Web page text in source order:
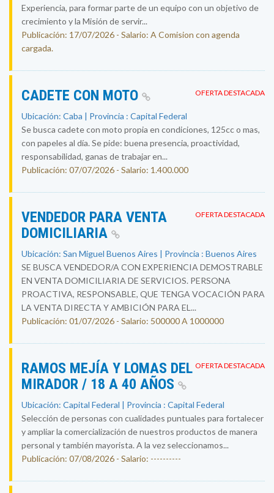
Experiencia, para formar parte de un equipo con un objetivo de
crecimiento y la Misión de servir...
Publicación: 17/07/2026 - Salario: A Comision con agenda
cargada.
OFERTA DESTACADA
CADETE CON MOTO
Ubicación: Caba | Provincia : Capital Federal
Se busca cadete con moto propia en condiciones, 125cc o mas,
con papeles al día. Se pide: buena presencia, proactividad,
responsabilidad, ganas de trabajar en...
Publicación: 07/07/2026 - Salario: 1.400.000
OFERTA DESTACADA
VENDEDOR PARA VENTA
DOMICILIARIA
Ubicación: San Miguel Buenos Aires | Provincia : Buenos Aires
SE BUSCA VENDEDOR/A CON EXPERIENCIA DEMOSTRABLE
EN VENTA DOMICILIARIA DE SERVICIOS. PERSONA
PROACTIVA, RESPONSABLE, QUE TENGA VOCACIÓN PARA
LA VENTA DIRECTA Y AMBICIÓN PARA EL...
Publicación: 01/07/2026 - Salario: 500000 A 1000000
OFERTA DESTACADA
RAMOS MEJÍA Y LOMAS DEL
MIRADOR / 18 A 40 AÑOS
Ubicación: Capital Federal | Provincia : Capital Federal
Selección de personas con cualidades puntuales para fortalecer
y ampliar la comercialización de nuestros productos de manera
personal y también mayorista. A la vez seleccionamos...
Publicación: 07/08/2026 - Salario: ----------